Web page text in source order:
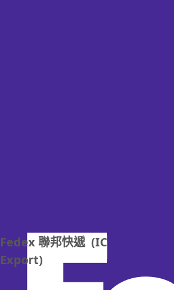
Fedex 聯邦快遞  (IC
Export)